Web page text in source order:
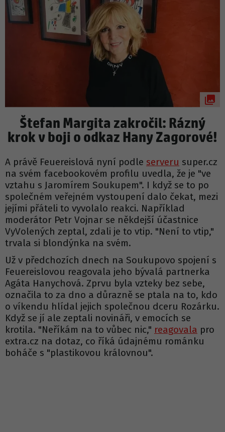
Štefan Margita zakročil: Rázný
krok v boji o odkaz Hany Zagorové!
A právě Feuereislová nyní podle serveru super.cz
na svém facebookovém profilu uvedla, že je "ve
vztahu s Jaromírem Soukupem". I když se to po
společném veřejném vystoupení dalo čekat, mezi
jejími přáteli to vyvolalo reakci. Například
moderátor Petr Vojnar se někdejší účastnice
VyVolených zeptal, zdali je to vtip. "Není to vtip,"
trvala si blondýnka na svém.
Už v předchozích dnech na Soukupovo spojení s
Feuereislovou reagovala jeho bývalá partnerka
Agáta Hanychová. Zprvu byla vzteky bez sebe,
označila to za dno a důrazně se ptala na to, kdo
o víkendu hlídal jejich společnou dceru Rozárku.
Když se jí ale zeptali novináři, v emocích se
krotila. "Neříkám na to vůbec nic," reagovala pro
extra.cz na dotaz, co říká údajnému románku
boháče s "plastikovou královnou".